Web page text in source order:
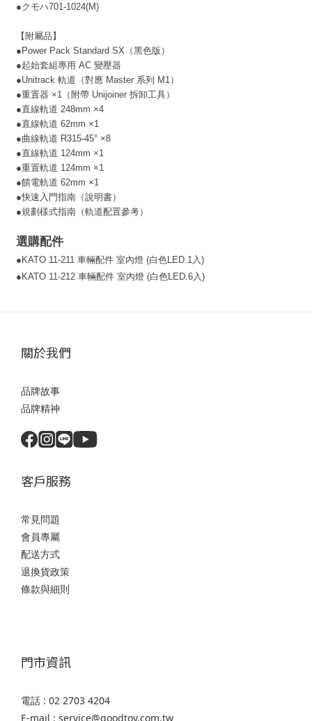
●クモハ701-1024(M)
【附屬品】
●Power Pack Standard SX（黑色版）
●起始套組專用 AC 變壓器
●Unitrack 軌道（對應 Master 系列 M1）
●重置器 ×1（附帶 Unijoiner 拆卸工具）
●直線軌道 248mm ×4
●直線軌道 62mm ×1
●曲線軌道 R315-45° ×8
●直線軌道 124mm ×1
●重置軌道 124mm ×1
●饋電軌道 62mm ×1
●快速入門指南（說明書）
●規劃樣式指南（軌道配置參考）
選購配件
● KATO 11-211 車輛配件 室內燈 (白色LED.1入)
● KATO 11-212 車輛配件 室內燈 (白色LED.6入)
關於我們
品牌故事
品牌精神
客戶服務
常見問題
會員專屬
配送方式
退換貨政策
條款與細則
門市資訊
電話 : 02 2703 4204
E-mail : service@goodtoy.com.tw